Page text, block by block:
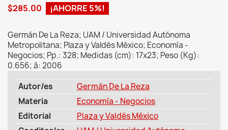
$285.00
¡AHORRE 5%!
Germán De La Reza; UAM / Universidad Autónoma
Metropolitana; Plaza y Valdés México; Economía -
Negocios; Pp.: 328; Medidas (cm): 17x23; Peso (Kg):
0.656; â: 2006
Autor/es
Germán De La Reza
Materia
Economía - Negocios
Editorial
Plaza y Valdés México